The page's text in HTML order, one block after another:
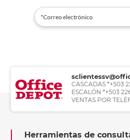
CASCADAS *+503
ESCALÓN *+503
VENTAS POR
Herramientas de